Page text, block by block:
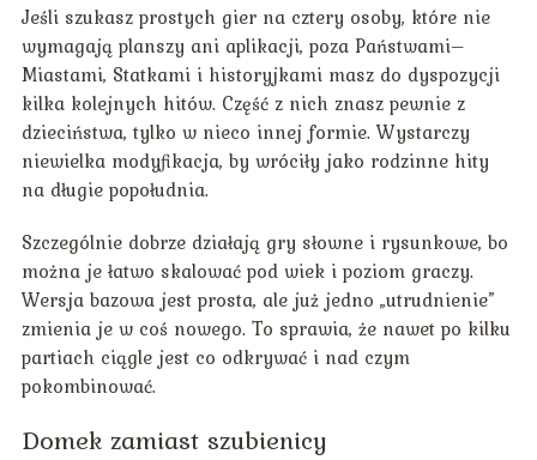
Jeśli szukasz prostych gier na cztery osoby, które nie
wymagają planszy ani aplikacji, poza Państwami–
Miastami, Statkami i historyjkami masz do dyspozycji
kilka kolejnych hitów. Część z nich znasz pewnie z
dzieciństwa, tylko w nieco innej formie. Wystarczy
niewielka modyfikacja, by wróciły jako rodzinne hity
na długie popołudnia.
Szczególnie dobrze działają gry słowne i rysunkowe, bo
można je łatwo skalować pod wiek i poziom graczy.
Wersja bazowa jest prosta, ale już jedno „utrudnienie”
zmienia je w coś nowego. To sprawia, że nawet po kilku
partiach ciągle jest co odkrywać i nad czym
pokombinować.
Domek zamiast szubienicy